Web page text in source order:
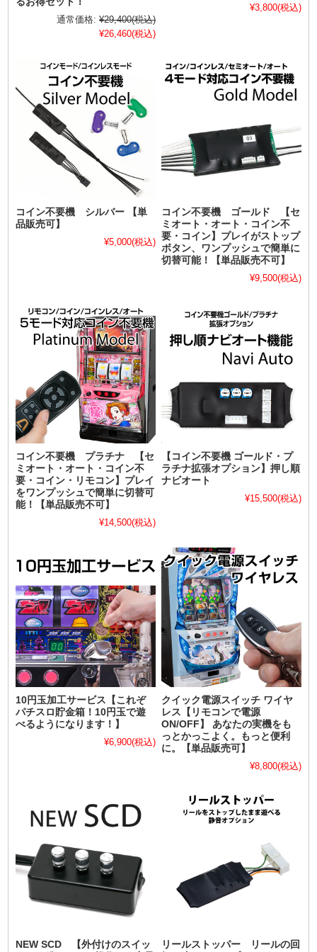
通常価格: ¥29,400(税込)
¥26,460(税込)
¥3,800(税込)
コイン不要機 シルバー 【単
品販売可】
¥5,000(税込)
コイン不要機 ゴールド 【セ
ミオート・オート・コイン不
要・コイン】プレイがストップ
ボタン、ワンプッシュで簡単に
切替可能！【単品販売不可】
¥9,500(税込)
コイン不要機 プラチナ 【セ
ミオート・オート・コイン不
要・コイン・リモコン】プレイ
をワンプッシュで簡単に切替可
能！【単品販売不可】
¥14,500(税込)
【コイン不要機 ゴールド・プ
ラチナ拡張オプション】押し順
ナビオート
¥15,500(税込)
10円玉加工サービス【これぞ
パチスロ貯金箱！10円玉で遊
べるようになります！】
¥6,900(税込)
クイック電源スイッチ ワイヤ
レス【リモコンで電源
ON/OFF】 あなたの実機をも
っとかっこよく。もっと便利
に。【単品販売可】
¥8,800(税込)
NEW SCD 【外付けのスイッ
リールストッパー リールの回